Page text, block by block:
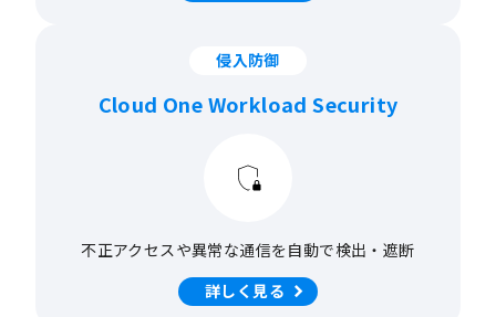
侵入防御
Cloud One Workload Security
不正アクセスや異常な通信を自動で検出・遮断
詳しく見る